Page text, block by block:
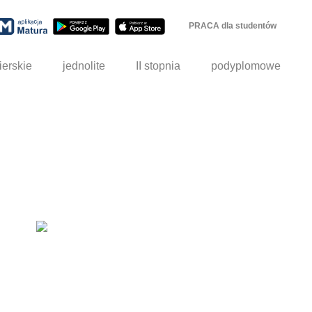
PRACA dla studentów
jednolite II stopnia podyplomowe